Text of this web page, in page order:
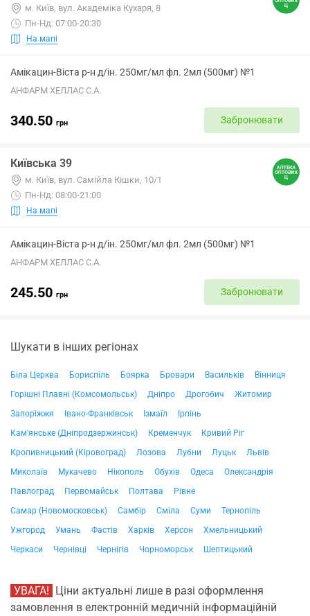
м. Київ, вул. Академіка Кухаря, 8
Пн-Нд: 07:00-20:30
На мапі
Амікацин-Віста р-н д/ін. 250мг/мл фл. 2мл (500мг) №1
АНФАРМ ХЕЛЛАС С.А.
340.50 грн Забронювати
Київська 39
м. Київ, вул. Самійла Кішки, 10/1
Пн-Нд: 08:00-21:00
На мапі
Амікацин-Віста р-н д/ін. 250мг/мл фл. 2мл (500мг) №1
АНФАРМ ХЕЛЛАС С.А.
245.50 грн Забронювати
Шукати в інших регіонах
Біла Церква Бориспіль Боярка Бровари Васильків
Вінниця
Горішні Плавні (Комсомольськ)
Дніпро Дрогобич
Житомир
Запоріжжя
Івано-Франківськ Ізмаїл
Ірпінь
Кам'янське (Дніпродзержинськ)
Кременчук
Кривий Ріг
Кропивницький (Кіровоград)
Лозова Лубни Луцьк
Львів
Миколаїв
Мукачево Нікополь Обухів Одеса
Олександрія
Павлоград
Первомайськ Полтава
Рівне
Самар (Новомосковськ)
Самбір Сміла Суми
Тернопіль
Ужгород
Умань Фастів Харків Херсон
Хмельницький
Черкаси
Чернівці Чернігів Чорноморськ Шептицький
УВАГА! Ціни актуальні лише в разі оформлення
замовлення в електронній медичній інформаційній